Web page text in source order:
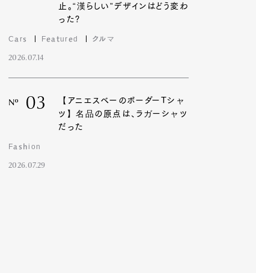
止。“漢らしい”デザインはどう変わ
った?
Cars Featured クルマ
2026.07.14
Nº 03
【アニエスベーのボーダーTシャ
ツ】名品の原点は、ラガーシャツ
だった
Fashion
2026.07.29